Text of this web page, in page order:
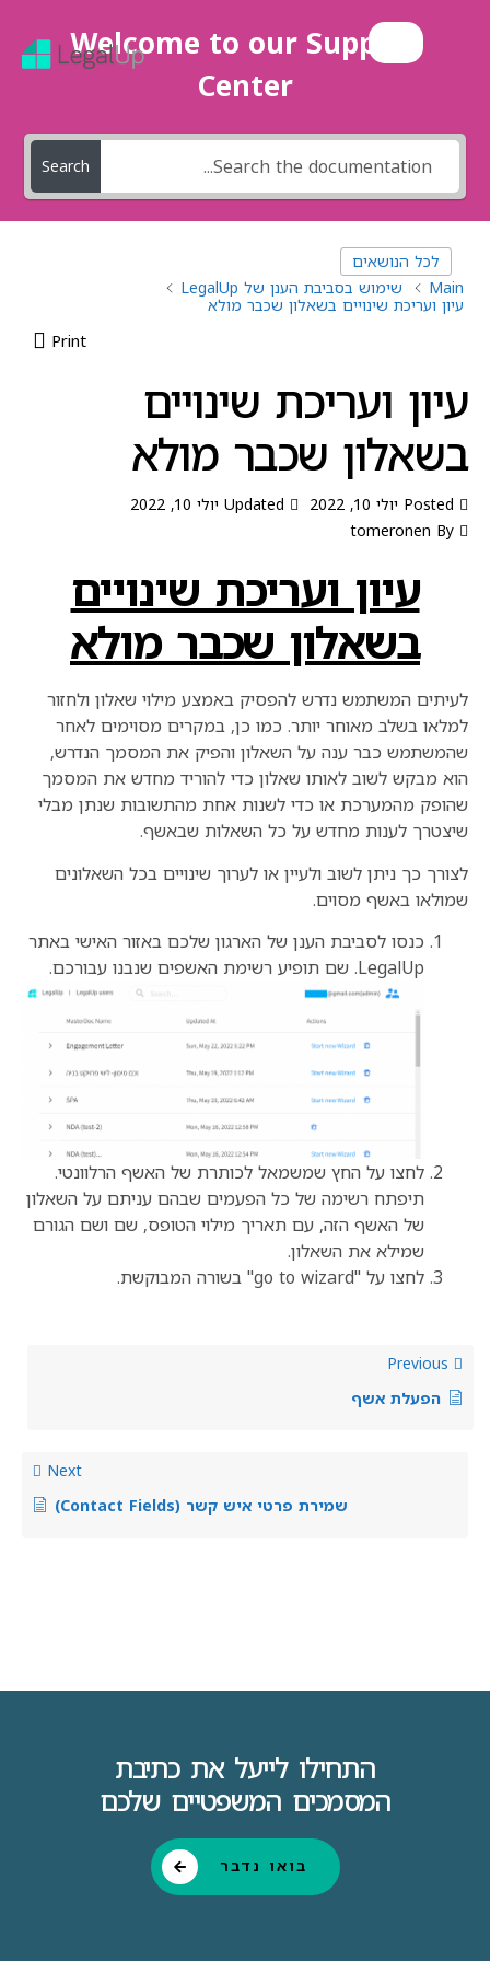
Welcome to our Support
Center
Search
לכל הנושאים
Main
שימוש בסביבת הענן של LegalUp
עיון ועריכת שינויים בשאלון שכבר מולא
Print
עיון ועריכת שינויים
בשאלון שכבר מולא
Posted יולי 10, 2022 Updated יולי 10, 2022
By
tomeronen
עיון ועריכת שינויים
בשאלון שכבר מולא
לעיתים המשתמש נדרש להפסיק באמצע מילוי שאלון ולחזור
למלאו בשלב מאוחר יותר. כמו כן, במקרים מסוימים לאחר
שהמשתמש כבר ענה על השאלון והפיק את המסמך הנדרש,
הוא מבקש לשוב לאותו שאלון כדי להוריד מחדש את המסמך
שהופק מהמערכת או כדי לשנות אחת מהתשובות שנתן מבלי
שיצטרך לענות מחדש על כל השאלות שבאשף.
לצורך כך ניתן לשוב ולעיין או לערוך שינויים בכל השאלונים
שמולאו באשף מסוים.
כנסו לסביבת הענן של הארגון שלכם באזור האישי באתר
LegalUp. שם תופיע רשימת האשפים שנבנו עבורכם.
לחצו על החץ שמשמאל לכותרת של האשף הרלוונטי.
תיפתח רשימה של כל הפעמים שבהם עניתם על השאלון
של האשף הזה, עם תאריך מילוי הטופס, שם ושם הגורם
שמילא את השאלון.
לחצו על "go to wizard" בשורה המבוקשת.
הפעלת אשף
Next
שמירת פרטי איש קשר (Contact Fields)
התחילו לייעל את כתיבת
המסמכים המשפטיים שלכם
בואו נדבר